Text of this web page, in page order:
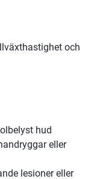
och
hud
eller
lesioner eller